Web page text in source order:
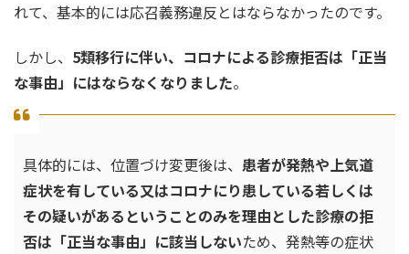
れて、基本的には応召義務違反とはならなかったのです。
しかし、 5類移行に伴い、コロナによる診療拒否は「正当
な事由」にはならなくなりました。
具体的には、位置づけ変更後は、 患者が発熱や上気道
症状を有している又はコロナにり患している若しくは
その疑いがあるということのみを理由とした診療の拒
否は「正当な事由」に該当しないため、発熱等の症状